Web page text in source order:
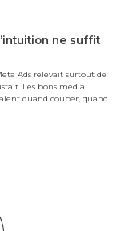
ne suffit
Ads relevait surtout de
Les bons media
quand couper, quand